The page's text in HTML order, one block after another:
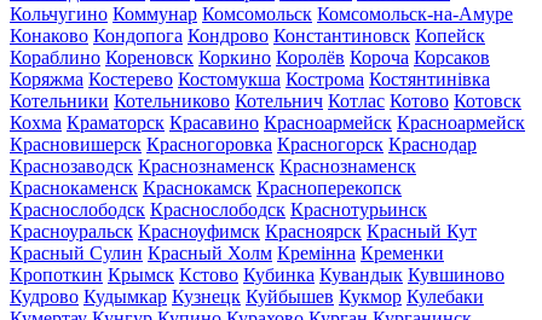
Кольчугино Коммунар Комсомольск Комсомольск-на-Амуре
Конаково Кондопога Кондрово Константиновск Копейск
Кораблино Кореновск Коркино Королёв Короча Корсаков
Коряжма Костерево Костомукша Кострома Костянтинівка
Котельники Котельниково Котельнич Котлас Котово Котовск
Кохма Краматорск Красавино Красноармейск Красноармейск
Красновишерск Красногоровка Красногорск Краснодар
Краснозаводск Краснознаменск Краснознаменск
Краснокаменск Краснокамск Красноперекопск
Краснослободск Краснослободск Краснотурьинск
Красноуральск Красноуфимск Красноярск Красный Кут
Красный Сулин Красный Холм Кремінна Кременки
Кропоткин Крымск Кстово Кубинка Кувандык Кувшиново
Кудрово Кудымкар Кузнецк Куйбышев Кукмор Кулебаки